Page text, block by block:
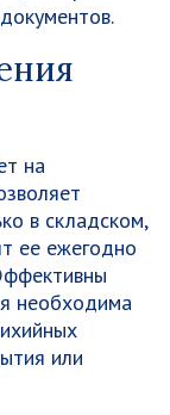
на
в складском,
ее ежегодно
необходима
или